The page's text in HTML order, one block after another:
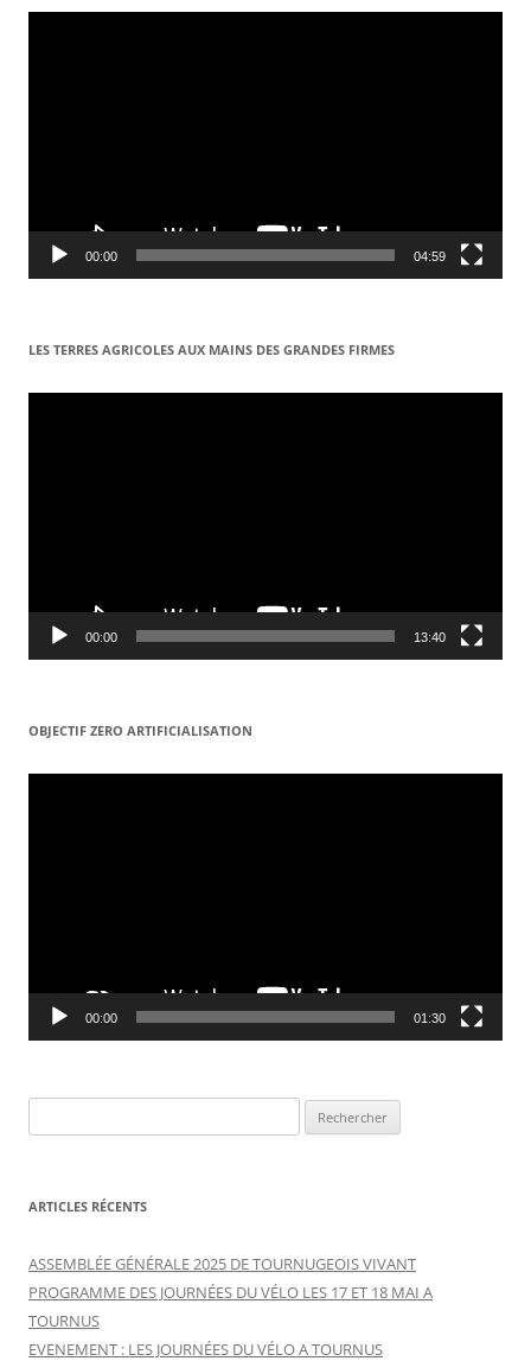
Lecteur
00:00 04:59
LES TERRES AGRICOLES AUX MAINS DES GRANDES FIRMES
Lecteur
00:00 13:40
OBJECTIF ZERO ARTIFICIALISATION
Lecteur
00:00 01:30
e
h
r
c
h
e
ARTICLES RÉCENTS
ASSEMBLÉE GÉNÉRALE 2025 DE TOURNUGEOIS VIVANT
PROGRAMME DES JOURNÉES DU VÉLO LES 17 ET 18 MAI A
TOURNUS
EVENEMENT : LES JOURNÉES DU VÉLO A TOURNUS